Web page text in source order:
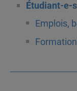
Étudiant-e-s
Emplois,